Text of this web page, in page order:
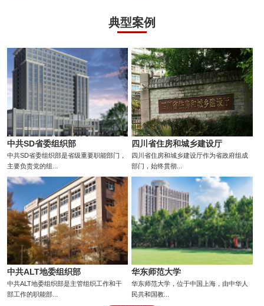
典型案例
中共SD省委组织部
中共SD省委组织部是省级重要职能部门，
主要负责党的组...
四川省住房和城乡建设厅
四川省住房和城乡建设厅作为省政府组成
部门，始终贯彻...
中共ALT地委组织部
中共ALT地委组织部是主管组织工作和干
部工作的职能部...
华东师范大学
华东师范大学，位于中国上海，由中华人
民共和国教...